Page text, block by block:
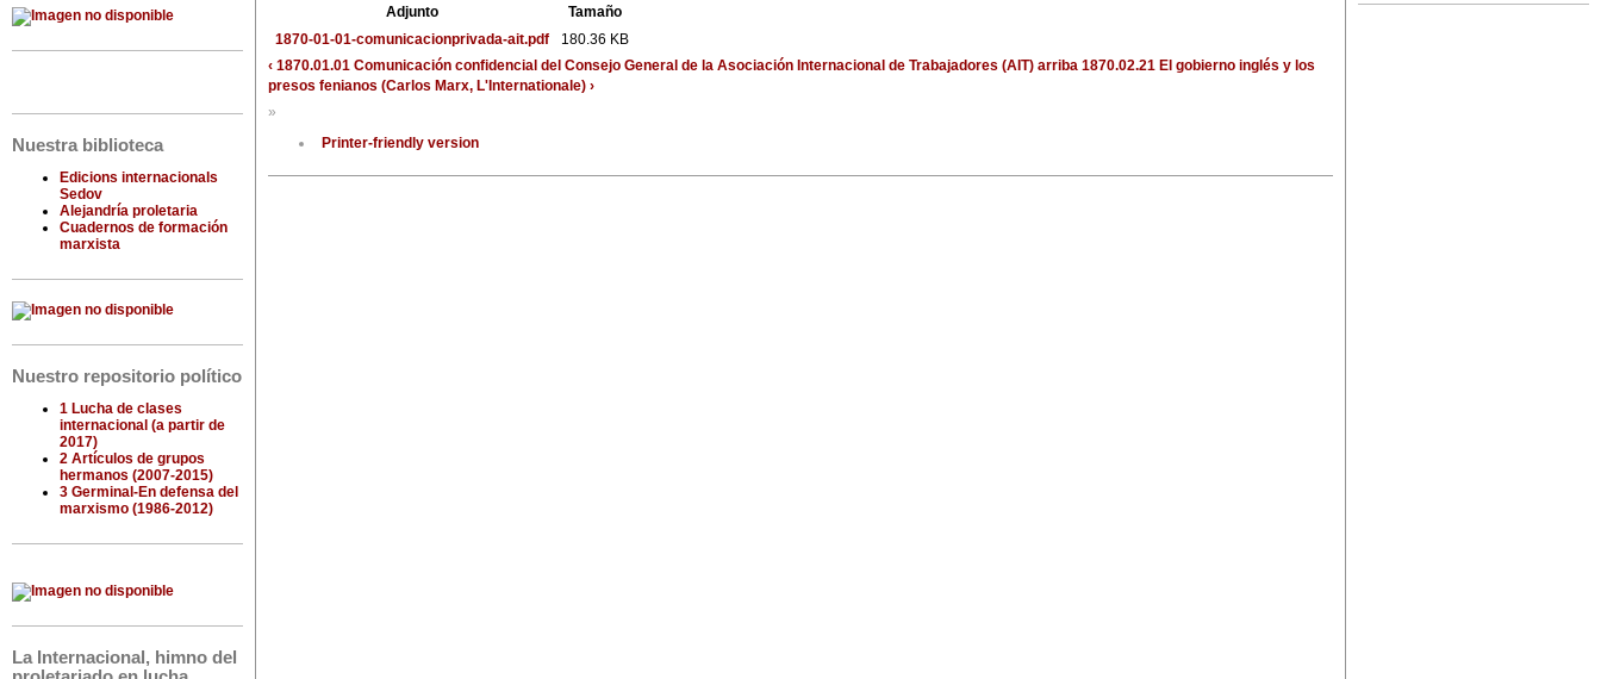
Nuestra biblioteca
Edicions internacionals
Sedov
Alejandría proletaria
Cuadernos de formación
marxista
Nuestro repositorio político
1 Lucha de clases
internacional (a partir de
2017)
2 Artículos de grupos
hermanos (2007-2015)
3 Germinal-En defensa del
marxismo (1986-2012)
La Internacional, himno del
Adjunto
Tamaño
1870-01-01-comunicacionprivada-ait.pdf
180.36 KB
‹ 1870.01.01 Comunicación confidencial del Consejo General de la Asociación Internacional de Trabajadores (AIT) arriba 1870.02.21 El gobierno inglés y los
presos fenianos (Carlos Marx, L'Internationale) ›
»
Printer-friendly version